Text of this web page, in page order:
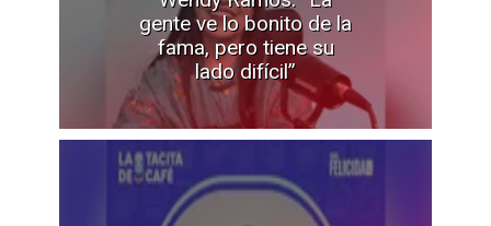
gente ve lo bonito de la
fama, pero tiene su
lado difícil”